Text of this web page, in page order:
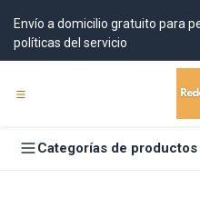
Envío a domicilio gratuito para
políticas del servicio
Categorías de productos